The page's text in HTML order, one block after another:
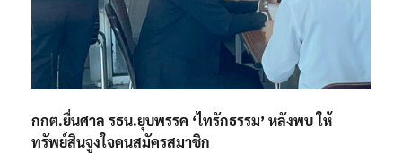
กกต.ยื่นศาล รธน.ยุบพรรค ‘ไทรักธรรม’ หลังพบ ให้
ทรัพย์สินจูงใจคนสมัครสมาชิก